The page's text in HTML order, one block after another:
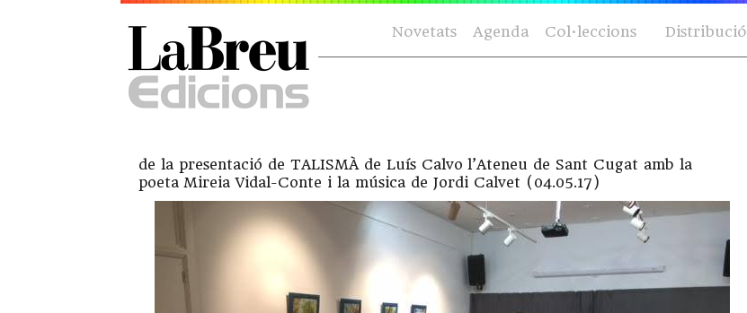
Novetats Agenda Col·leccions Distribució
de la presentació de TALISMÀ de Luís Calvo l’Ateneu de Sant Cugat amb la
poeta Mireia Vidal-Conte i la música de Jordi Calvet (04.05.17)